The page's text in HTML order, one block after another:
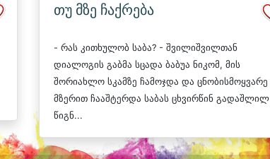
თუ მზე ჩაქრება
- რას კითხულობ საბა? - შვილიშვილთან
დიალოგის გაბმა სცადა ბაბუა ნიკომ, მის
შორიახლო სკამზე ჩამოჯდა და ცნობისმოყვარე
მზერით ჩააშტერდა საბას ცხვირწინ გადაშლილ
წიგნ...